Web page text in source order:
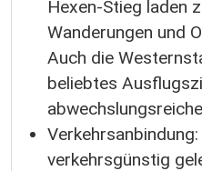
Hexen-Stieg laden
Wanderungen und
Auch die
beliebtes
verkehrsgünstig